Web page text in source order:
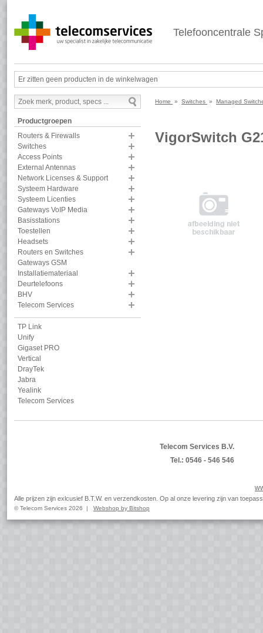
Telefooncentrale
Er zitten geen producten in de winkelwagen
Productgroepen
Routers & Firewalls
Switches
Access Points
External Antennas
Network Licenses & Support
Systeem Hardware
Systeem Licenties
Gateways VoIP Media
Basisstations
Toestellen
Headsets
Routers en Switches
Gateways GSM
Installatiemateriaal
Deurtelefoons
BHV
Telecom Services
TP Link
Unify
Gigaset PRO
Vertical
DrayTek
Jabra
Yealink
Telecom Services
Home » Switches » Managed
VigorSwitch
Telecom Services B.V.
Tel.: 0546 - 546 546
Alle prijzen zijn exlcusief B.T.W. en verzendkosten. Op al onze levering zijn van
© Telecom Services 2026 | Webshop by Bitshop